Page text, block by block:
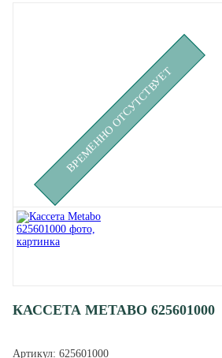
ВРЕМЕННО ОТСУТСТВУЕТ
КАССЕТА METABO 625601000
Артикул: 625601000